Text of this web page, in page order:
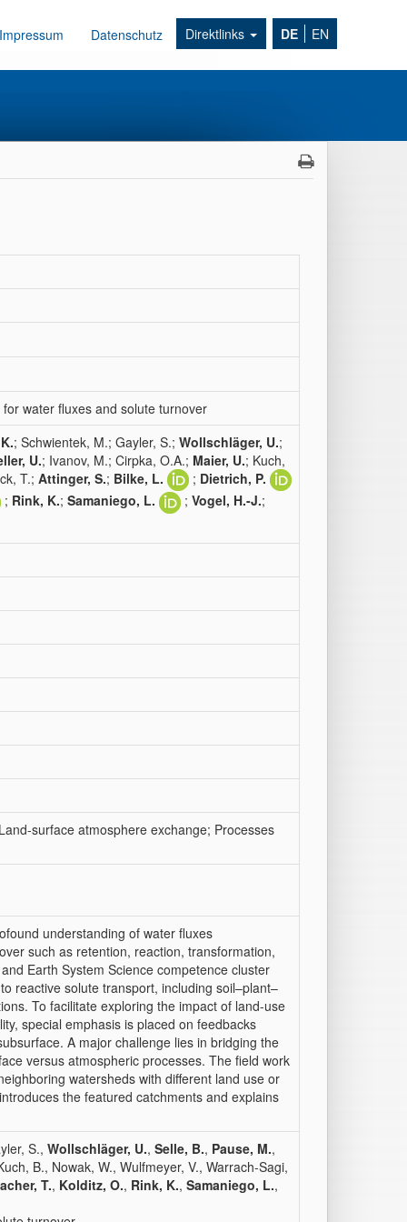
Impressum Datenschutz Direktlinks DE EN
water fluxes and solute turnover
; Schwientek, M.; Gayler, S.; Wollschläger, U.;
U.; Ivanov, M.; Cirpka, O.A.; Maier, U.; Kuch,
T.; Attinger, S.; Bilke, L. ; Dietrich, P.
; Rink, K.; Samaniego, L. ; Vogel, H.-J.;
surface atmosphere exchange; Processes
understanding of water fluxes
such as retention, reaction, transformation,
Earth System Science competence cluster
reactive solute transport, including soil–plant–
To facilitate exploring the impact of land-use
special emphasis is placed on feedbacks
A major challenge lies in bridging the
versus atmospheric processes. The field work
watersheds with different land use or
the featured catchments and explains
S., Wollschläger, U., Selle, B., Pause, M.,
B., Nowak, W., Wulfmeyer, V., Warrach-Sagi,
T., Kolditz, O., Rink, K., Samaniego, L.,